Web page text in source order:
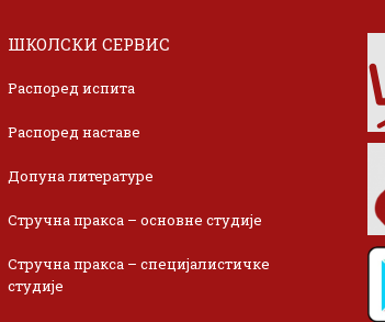
ШКОЛСКИ СЕРВИС
Распоред испита
Распоред наставе
Допуна литературе
Стручна пракса – основне студије
Стручна пракса – специјалистичке
студије